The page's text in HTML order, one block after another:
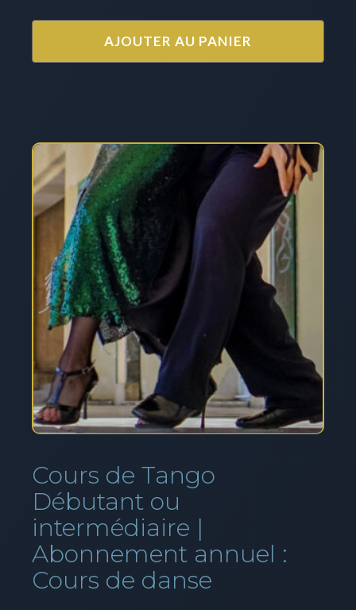
AJOUTER AU PANIER
Cours de Tango
Débutant ou
intermédiaire |
Abonnement annuel :
Cours de danse